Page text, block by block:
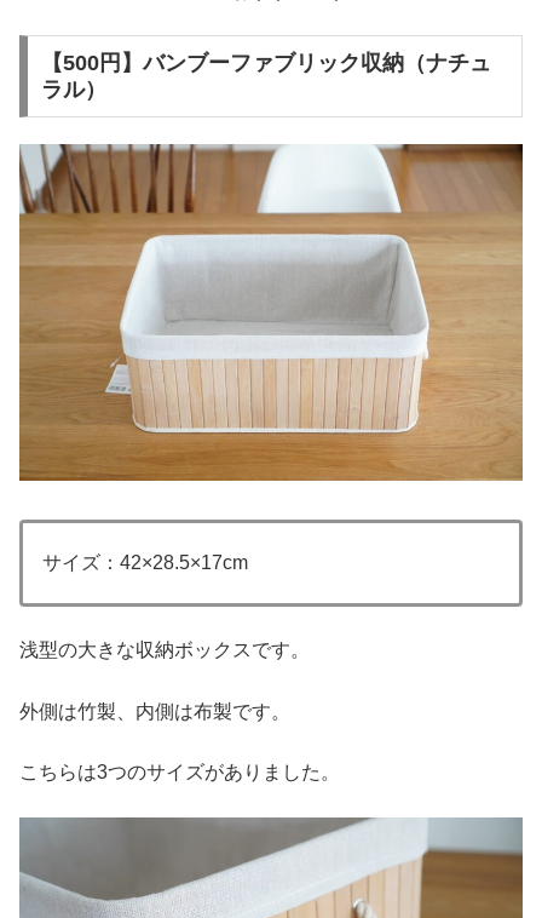
【500円】バンブーファブリック収納（ナチュ
ラル）
サイズ：42×28.5×17cm
浅型の大きな収納ボックスです。
外側は竹製、内側は布製です。
こちらは3つのサイズがありました。